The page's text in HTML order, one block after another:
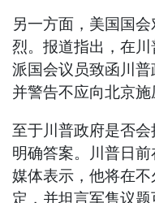
另一方面，美国国
烈。报道指出，在
派国会议员致函川普
并警告不应向北京施
至于川普政府是否
明确答案。川普日
媒体表示，他将在
定，并坦言军售议